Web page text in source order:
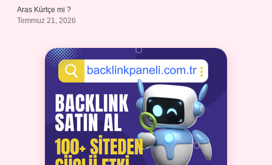
Aras Kürtçe mi ?
Temmuz 21, 2026